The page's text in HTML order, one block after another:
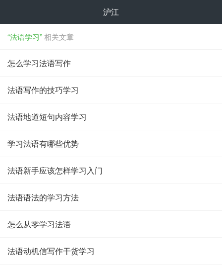
沪江
“法语学习”相关文章
怎么学习法语写作
法语写作的技巧学习
法语地道短句内容学习
学习法语有哪些优势
法语新手应该怎样学习入门
法语语法的学习方法
怎么从零学习法语
法语动机信写作干货学习